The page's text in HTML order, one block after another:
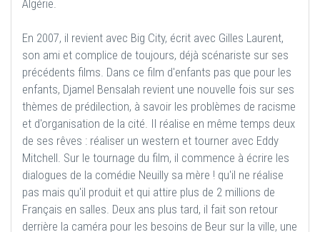
Algérie.
En 2007, il revient avec Big City, écrit avec Gilles Laurent,
son ami et complice de toujours, déjà scénariste sur ses
précédents films. Dans ce film d'enfants pas que pour les
enfants, Djamel Bensalah revient une nouvelle fois sur ses
thèmes de prédilection, à savoir les problèmes de racisme
et d'organisation de la cité. Il réalise en même temps deux
de ses rêves : réaliser un western et tourner avec Eddy
Mitchell. Sur le tournage du film, il commence à écrire les
dialogues de la comédie Neuilly sa mère ! qu'il ne réalise
pas mais qu'il produit et qui attire plus de 2 millions de
Français en salles. Deux ans plus tard, il fait son retour
derrière la caméra pour les besoins de Beur sur la ville, une